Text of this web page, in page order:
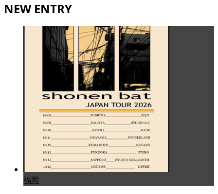
NEW ENTRY
福岡